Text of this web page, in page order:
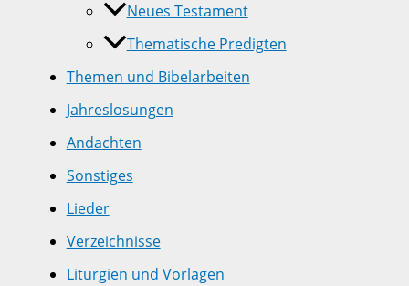
Neues Testament
Thematische Predigten
Themen und Bibelarbeiten
Jahreslosungen
Andachten
Sonstiges
Lieder
Verzeichnisse
Liturgien und Vorlagen